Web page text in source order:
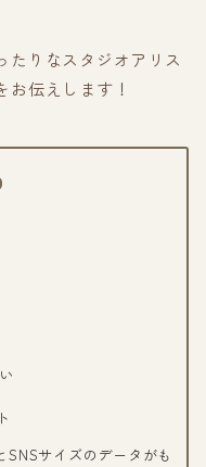
たりなスタジオアリス
お伝えします！
SNSサイズのデータがも